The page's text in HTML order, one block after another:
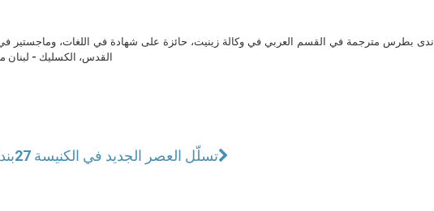
ندى بطرس مترجمة في القسم العربي في وكالة زينيت، حائزة على شهادة في اللغات، وماجستير
القدس، الكسليك - لبنان
تسلّل العصر الجديد في الكنيسة 27